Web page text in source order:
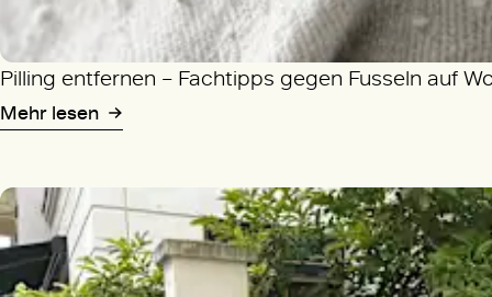
Pilling entfernen – Fachtipps gegen Fusseln auf
Mehr lesen